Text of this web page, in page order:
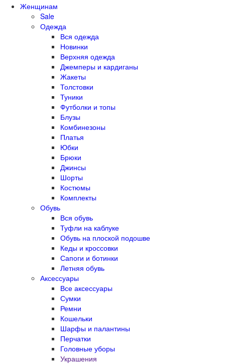
Женщинам
Sale
Одежда
Вся одежда
Новинки
Верхняя одежда
Джемперы и кардиганы
Жакеты
Толстовки
Туники
Футболки и топы
Блузы
Комбинезоны
Платья
Юбки
Брюки
Джинсы
Шорты
Костюмы
Комплекты
Обувь
Вся обувь
Туфли на каблуке
Обувь на плоской подошве
Кеды и кроссовки
Сапоги и ботинки
Летняя обувь
Аксессуары
Все аксессуары
Сумки
Ремни
Кошельки
Шарфы и палантины
Перчатки
Головные уборы
Украшения